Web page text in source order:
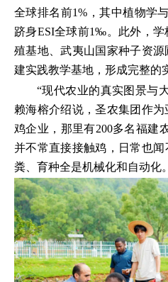
全球排名前1%，其中植物学
跻身ESI全球前1‰。此外，
殖基地、武夷山国家种子资
建实践教学基地，形成完整的
“现代农业的真实图景与
赖海榕介绍说，圣农集团作
鸡企业，那里有200多名福建
并不常直接接触鸡，日常也
粪、育种全是机械化和自动化